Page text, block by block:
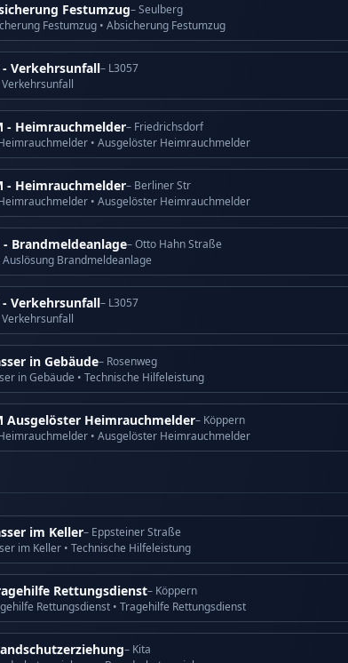
Festumzug– Seulberg
Festumzug • Absicherung Festumzug
- Verkehrsunfall– L3057
Verkehrsunfall
- Heimrauchmelder– Friedrichsdorf
• Ausgelöster Heimrauchmelder
- Heimrauchmelder– Berliner Str
• Ausgelöster Heimrauchmelder
- Brandmeldeanlage– Otto Hahn Straße
Auslösung Brandmeldeanlage
- Verkehrsunfall– L3057
Verkehrsunfall
in Gebäude– Rosenweg
in Gebäude • Technische Hilfeleistung
Ausgelöster Heimrauchmelder– Köppern
• Ausgelöster Heimrauchmelder
im Keller– Eppsteiner Straße
im Keller • Technische Hilfeleistung
Rettungsdienst– Köppern
Rettungsdienst • Tragehilfe Rettungsdienst
– Kita